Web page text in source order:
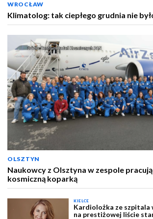
WROCŁAW
Klimatolog: tak ciepłego grudnia nie
OLSZTYN
Naukowcy z Olsztyna w zespole
kosmiczną koparką
KIELCE
Kardiolożka ze szpitala
na prestiżowej liście